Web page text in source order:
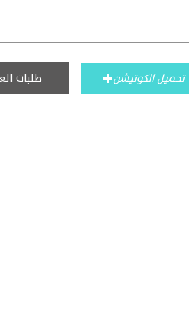
طلبات تحميل الكوتيشن